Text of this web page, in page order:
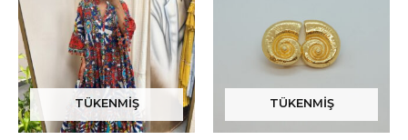
TÜKENMIŞ TÜKENMIŞ